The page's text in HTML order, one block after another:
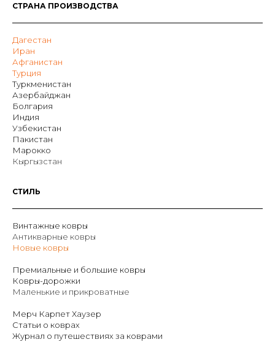
СТРАНА ПРОИЗВОДСТВА
Дагестан
Иран
Афганистан
Турция
Туркменистан
Азербайджан
Болгария
Индия
Узбекистан
Пакистан
Марокко
Кыргызстан
СТИЛЬ
Винтажные ковры
Антикварные ковры
Новые ковры
Премиальные и большие ковры
Ковры-дорожки
Маленькие и прикроватные
Мерч Карпет Хаузер
Статьи о коврах
Журнал о путешествиях за коврами